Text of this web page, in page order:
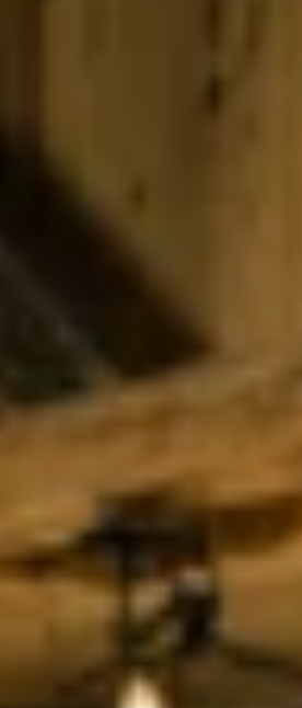
info@serfaus-fiss-ladis.at